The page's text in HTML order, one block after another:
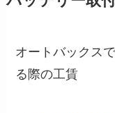
オートバックス
る際の工賃